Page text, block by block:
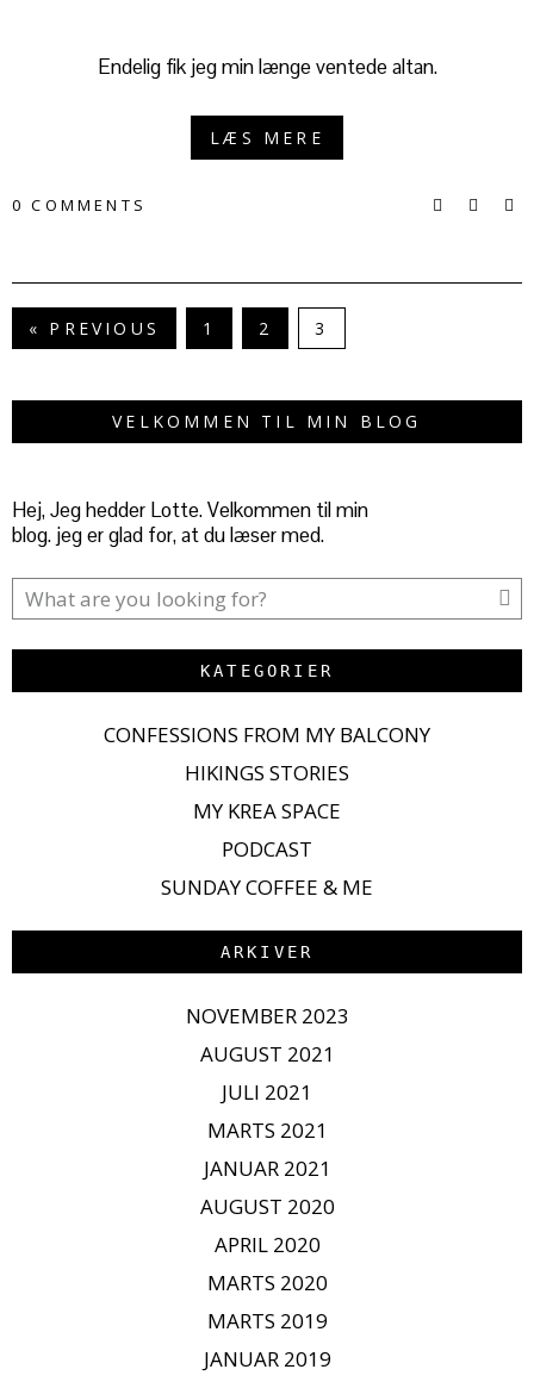
Endelig fik jeg min længe ventede altan.
LÆS MERE
0 COMMENTS
« PREVIOUS 1 2 3
VELKOMMEN TIL MIN BLOG
Hej, Jeg hedder Lotte. Velkommen til min
blog. jeg er glad for, at du læser med.
KATEGORIER
CONFESSIONS FROM MY BALCONY
HIKINGS STORIES
MY KREA SPACE
PODCAST
SUNDAY COFFEE & ME
ARKIVER
NOVEMBER 2023
AUGUST 2021
JULI 2021
MARTS 2021
JANUAR 2021
AUGUST 2020
APRIL 2020
MARTS 2020
MARTS 2019
JANUAR 2019